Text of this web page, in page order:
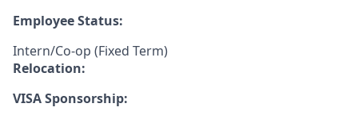
Employee Status:
Intern/Co-op (Fixed Term)
Relocation:
VISA Sponsorship: